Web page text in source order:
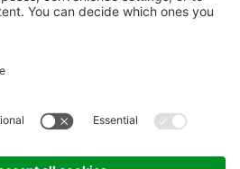
Note legali
di accessibilità
Informativa
cookie